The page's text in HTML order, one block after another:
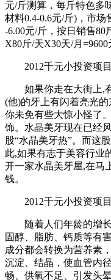
元/斤测算，每斤特色多
材料0.4-0.6元/斤)，市场
-6.00元/斤，按日销售80
X80斤/天X30天/月=9600
2012千元小投资项目
如果你走在大街上,有
(他)的牙上有闪着亮光
你未免有些大惊小怪了
饰。水晶美牙现在已经
股“水晶美牙热”。而这
此,如果有志于美容行业
开一家水晶美牙屋,在马
钱。
2012千元小投资项目
随着人们年龄的增长
固醇、脂肪、钙质等有
成分都会转换为营养素
沉淀、结晶，使血管内
畅、供氧不足、引发头